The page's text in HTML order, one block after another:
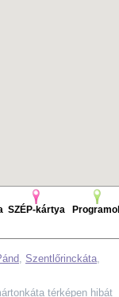
SZÉP-kártya
, Szentlőrinckáta,
térképen hibát